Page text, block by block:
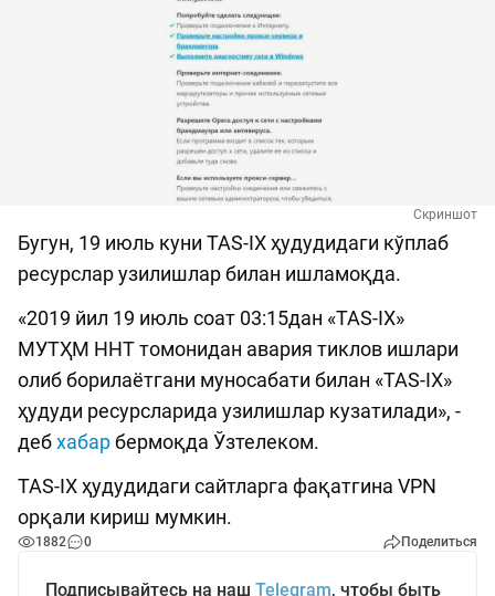
Скриншот
Бугун, 19 июль куни TAS-IX ҳудудидаги кўплаб
ресурслар узилишлар билан ишламоқда.
«2019 йил 19 июль соат 03:15дан «TAS-IX»
МУТҲМ ННТ томонидан авария тиклов ишлари
олиб борилаётгани муносабати билан «TAS-IX»
ҳудуди ресурсларида узилишлар кузатилади», -
дебхабарбермоқда Ўзтелеком.
TAS-IX ҳудудидаги сайтларга фақатгина VPN
орқали кириш мумкин.
1882 0 Поделиться
Подписывайтесь на наш Telegram, чтобы быть